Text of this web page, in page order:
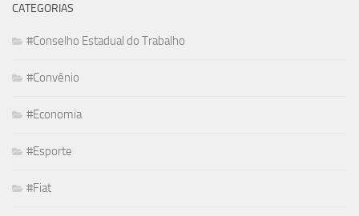
CATEGORIAS
#Conselho Estadual do Trabalho
#Convênio
#Economia
#Esporte
#Fiat